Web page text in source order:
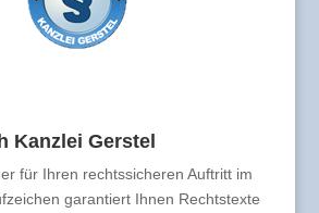
Kanzlei Gerstel
für Ihren rechtssicheren Auftritt im
garantiert Ihnen Rechtstexte